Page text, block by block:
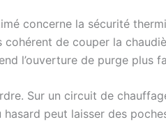
concerne la sécurité
de couper la
l’ouverture de purge plus
Sur un circuit de
hasard peut laisser des